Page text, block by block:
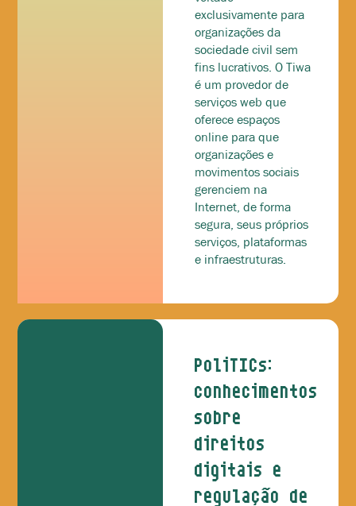
exclusivamente para
organizações da
sociedade civil sem
fins lucrativos. O Tiwa
é um provedor de
serviços web que
oferece espaços
online para que
organizações e
movimentos sociais
gerenciem na
Internet, de forma
segura, seus próprios
serviços, plataformas
e infraestruturas.
PoliTICs:
conhecimentos
sobre
direitos
digitais e
regulação de